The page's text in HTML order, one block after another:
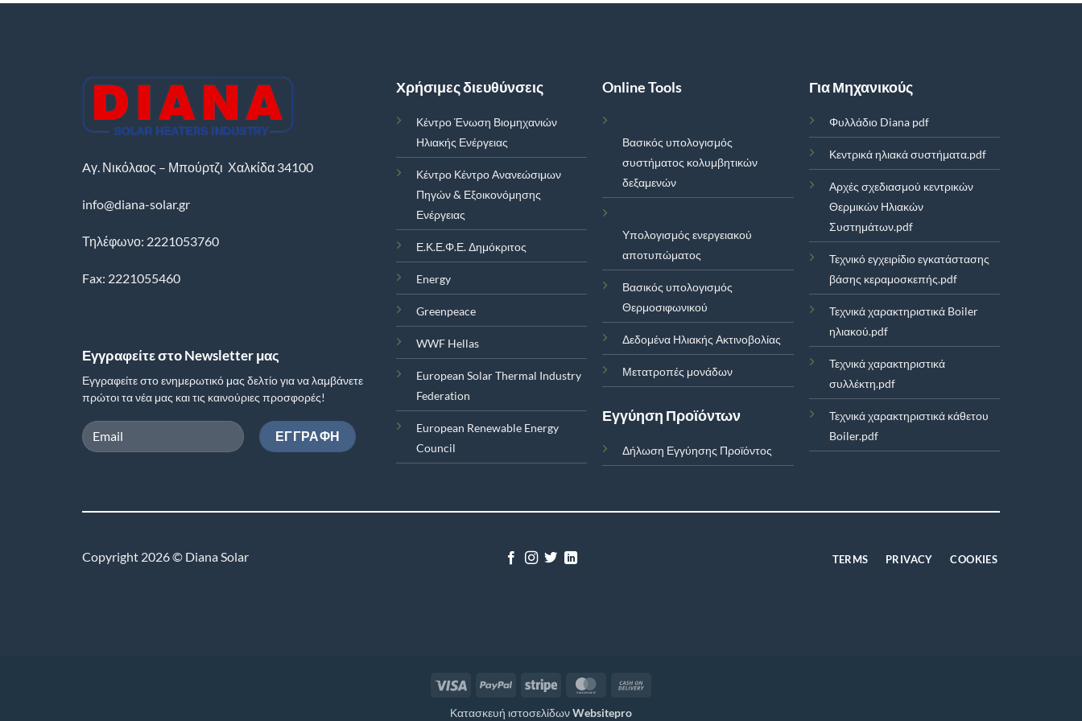
Aγ. Νικόλαος – Μπούρτζι Χαλκίδα 34100
info@diana-solar.gr
Τηλέφωνο: 2221053760
Fax: 2221055460
Εγγραφείτε στο Newsletter μας
Εγγραφείτε στο ενημερωτικό μας δελτίο για να λαμβάνετε
πρώτοι τα νέα μας και τις καινούριες προσφορές!
Χρήσιμες διευθύνσεις
Κέντρο Ένωση Βιομηχανιών
Ηλιακής Ενέργειας
Κέντρο Κέντρο Ανανεώσιμων
Πηγών & Εξοικονόμησης
Ενέργειας
Ε.Κ.Ε.Φ.Ε. Δημόκριτος
Energy
Greenpeace
WWF Hellas
European Solar Thermal Industry
Federation
European Renewable Energy
Council
Online Tools
Βασικός υπολογισμός
συστήματος κολυμβητικών
δεξαμενών
Υπολογισμός ενεργειακού
αποτυπώματος
Βασικός υπολογισμός
Θερμοσιφωνικού
Δεδομένα Ηλιακής Ακτινοβολίας
Μετατροπές μονάδων
Εγγύηση Προϊόντων
Δήλωση Εγγύησης Προϊόντος
Για Μηχανικούς
Φυλλάδιο Diana pdf
Κεντρικά ηλιακά συστήματα.pdf
Αρχές σχεδιασμού κεντρικών
Θερμικών Ηλιακών
Συστημάτων.pdf
Τεχνικό εγχειρίδιο εγκατάστασης
βάσης κεραμοσκεπής.pdf
Τεχνικά χαρακτηριστικά Boiler
ηλιακού.pdf
Τεχνικά χαρακτηριστικά
συλλέκτη.pdf
Τεχνικά χαρακτηριστικά κάθετου
Boiler.pdf
Copyright 2026 © Diana Solar TERMS PRIVACY COOKIES
Visa PayPal Stripe MasterCard
Κατασκευή ιστοσελίδωνWebsitepro